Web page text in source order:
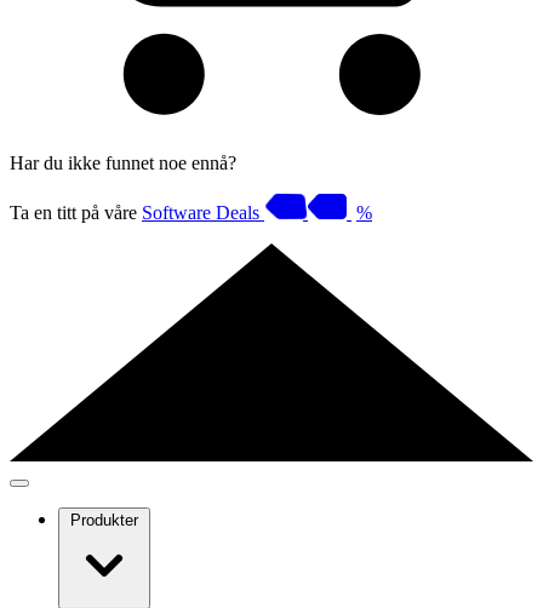
Har du ikke funnet noe ennå?
Ta en titt på våre Software Deals %
Produkter